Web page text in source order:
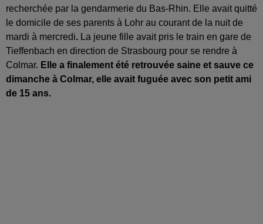
recherchée par la gendarmerie du Bas-Rhin. Elle avait quitté
le domicile de ses parents à Lohr au courant de la nuit de
mardi à mercredi. La jeune fille avait pris le train en gare de
Tieffenbach en direction de Strasbourg pour se rendre à
Colmar. Elle a finalement été retrouvée saine et sauve ce
dimanche à Colmar, elle avait fuguée avec son petit ami
de 15 ans.